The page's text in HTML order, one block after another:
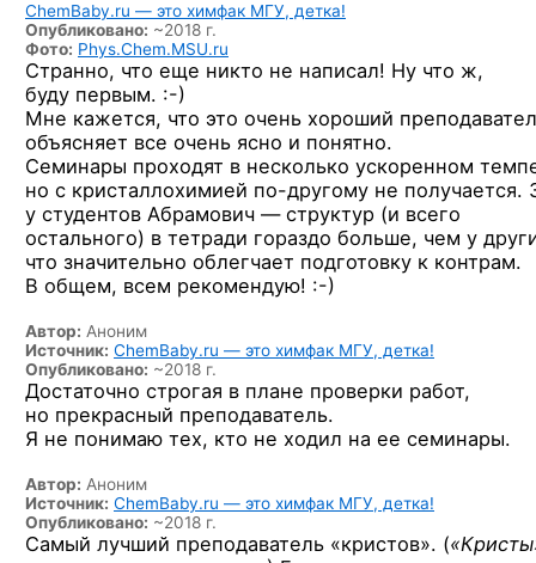
ChemBaby.ru — это химфак МГУ, детка!
Опубликовано: ~2018 г.
Фото: Phys.Chem.MSU.ru
Странно, что еще никто не написал! Ну что ж,
буду первым. :-)
Мне кажется, что это очень хороший
объясняет все очень ясно и понятно.
Семинары проходят в несколько ускоренном
но с кристаллохимией по-другому не получается.
у студентов Абрамович — структур (и всего
остального) в тетради гораздо больше, чем у
что значительно облегчает подготовку к контрам.
В общем, всем рекомендую! :-)
Автор: Аноним
Источник: ChemBaby.ru — это химфак МГУ, детка!
Опубликовано: ~2018 г.
Достаточно строгая в плане проверки работ,
но прекрасный преподаватель.
Я не понимаю тех, кто не ходил на ее семинары.
Автор: Аноним
Источник: ChemBaby.ru — это химфак МГУ, детка!
Опубликовано: ~2018 г.
Самый лучший преподаватель «кристов». (